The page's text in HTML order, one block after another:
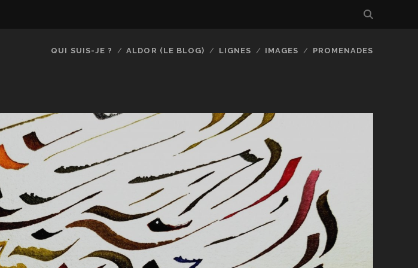
QUI SUIS-JE ? ALDOR (LE BLOG) LIGNES IMAGES PROMENADES